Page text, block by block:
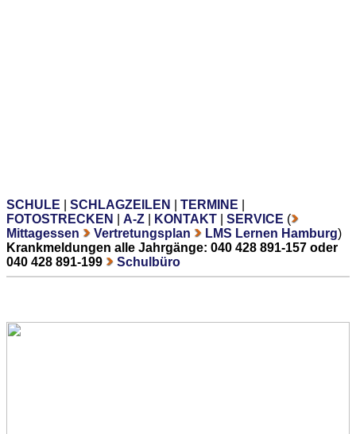
SCHULE SCHLAGZEILEN TERMINE
FOTOSTRECKEN
A-Z KONTAKT SERVICE (
Mittagessen
Vertretungsplan LMS Lernen Hamburg)
Krankmeldungen alle Jahrgänge: 040 428 891-157 oder
040 428 891-199
Schulbüro